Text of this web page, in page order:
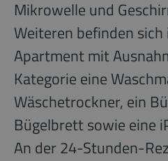
Mikrowelle und
Weiteren befinden
Apartment mit
Kategorie eine
Wäschetrockner, ein
Bügelbrett sowie eine
An der 24-Stunden-